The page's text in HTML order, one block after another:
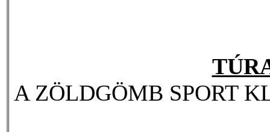
A ZÖLDGÖMB SPORT